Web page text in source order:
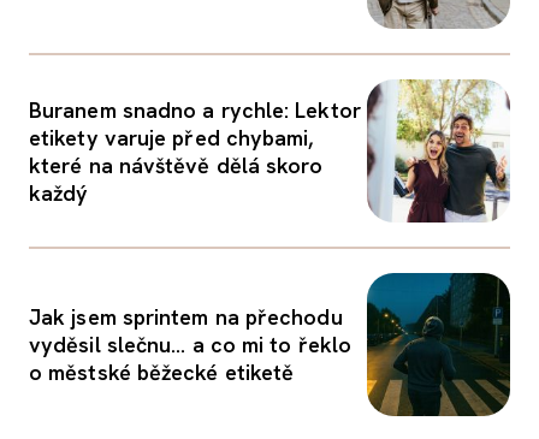
Buranem snadno a rychle: Lektor
etikety varuje před chybami,
které na návštěvě dělá skoro
každý
Jak jsem sprintem na přechodu
vyděsil slečnu... a co mi to řeklo
o městské běžecké etiketě